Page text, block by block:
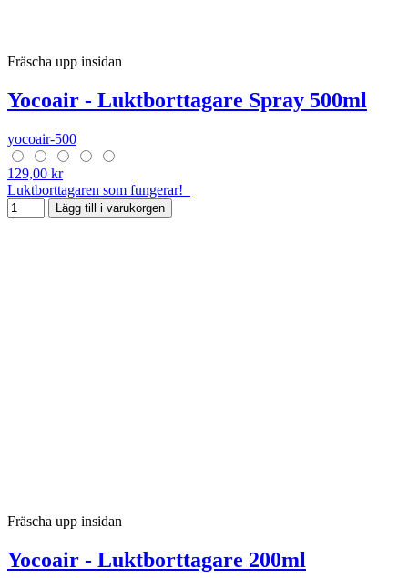
Fräscha upp insidan
Yocoair - Luktborttagare Spray 500ml
yocoair-500
129,00 kr
Luktborttagaren som fungerar!
Lägg till i varukorgen
Fräscha upp insidan
Yocoair - Luktborttagare 200ml